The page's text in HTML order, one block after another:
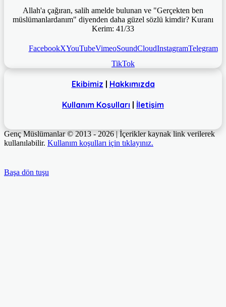
Allah'a çağıran, salih amelde bulunan ve "Gerçekten ben
müslümanlardanım" diyenden daha güzel sözlü kimdir? Kuranı
Kerim: 41/33
FacebookXYouTubeVimeoSoundCloudInstagramTelegram
TikTok
Ekibimiz | Hakkımızda
Kullanım Koşulları | İletişim
Genç Müslümanlar © 2013 - 2026 | İçerikler kaynak link verilerek
kullanılabilir. Kullanım koşulları için tıklayınız.
Başa dön tuşu